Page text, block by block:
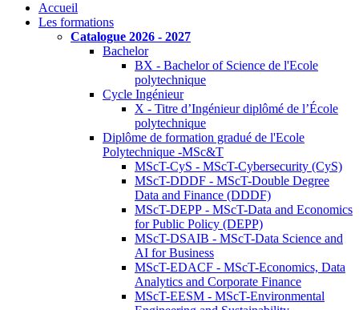
Accueil
Les formations
Catalogue 2026 - 2027
Bachelor
BX - Bachelor of Science de l'Ecole
polytechnique
Cycle Ingénieur
X - Titre d’Ingénieur diplômé de l’École
polytechnique
Diplôme de formation gradué de l'Ecole
Polytechnique -MSc&T
MScT-CyS - MScT-Cybersecurity (CyS)
MScT-DDDF - MScT-Double Degree
Data and Finance (DDDF)
MScT-DEPP - MScT-Data and Economics
for Public Policy (DEPP)
MScT-DSAIB - MScT-Data Science and
AI for Business
MScT-EDACF - MScT-Economics, Data
Analytics and Corporate Finance
MScT-EESM - MScT-Environmental